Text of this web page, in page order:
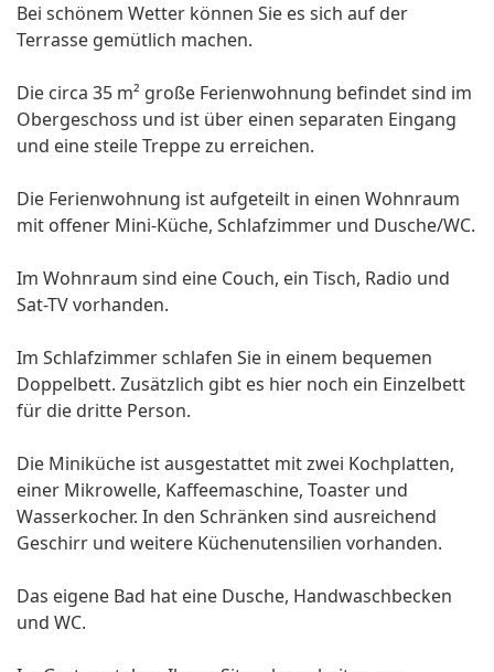
Bei schönem Wetter können Sie es sich auf der
Terrasse gemütlich machen.
Die circa 35 m² große Ferienwohnung befindet sind im
Obergeschoss und ist über einen separaten Eingang
und eine steile Treppe zu erreichen.
Die Ferienwohnung ist aufgeteilt in einen Wohnraum
mit offener Mini-Küche, Schlafzimmer und Dusche/WC.
Im Wohnraum sind eine Couch, ein Tisch, Radio und
Sat-TV vorhanden.
Im Schlafzimmer schlafen Sie in einem bequemen
Doppelbett. Zusätzlich gibt es hier noch ein Einzelbett
für die dritte Person.
Die Miniküche ist ausgestattet mit zwei Kochplatten,
einer Mikrowelle, Kaffeemaschine, Toaster und
Wasserkocher. In den Schränken sind ausreichend
Geschirr und weitere Küchenutensilien vorhanden.
Das eigene Bad hat eine Dusche, Handwaschbecken
und WC.